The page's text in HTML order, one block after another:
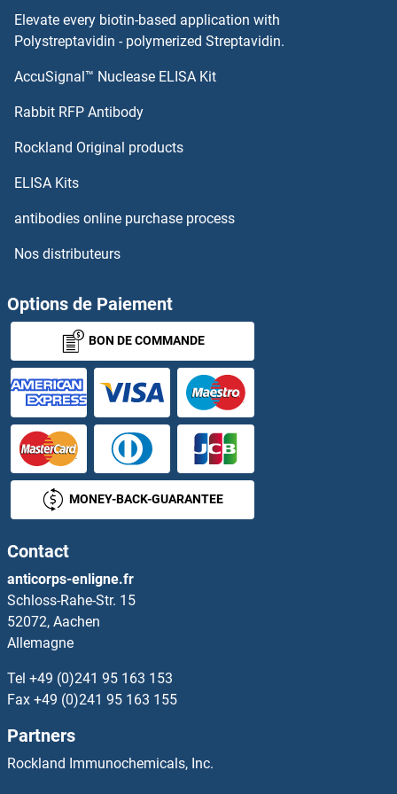
GCAP1 Anticorps
GC-Rich Promoter Binding Protein 1 Anticorps
GCOM1 Anticorps
GCP2 Anticorps
GCP6 Anticorps
GCS1 Anticorps
GDA Anticorps
GDAP1 Anticorps
GDAP1L1 Anticorps
GDAP2 Anticorps
GDE1 Anticorps
GDF1 Anticorps
GDF10 Anticorps
GDF11 Anticorps
GDF15 Anticorps
Elevate every biotin-based application with
Polystreptavidin - polymerized Streptavidin.
AccuSignal™ Nuclease ELISA Kit
Rabbit RFP Antibody
Rockland Original products
ELISA Kits
antibodies online purchase process
Nos distributeurs
Options de Paiement
BON DE COMMANDE
MONEY-BACK-GUARANTEE
Contact
anticorps-enligne.fr
Schloss-Rahe-Str. 15
52072, Aachen
Allemagne
Tel +49 (0)241 95 163 153
Fax +49 (0)241 95 163 155
Partners
Rockland Immunochemicals, Inc.